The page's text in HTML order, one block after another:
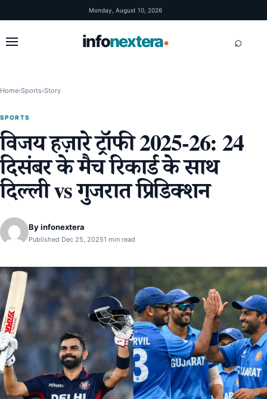
Monday, August 10, 2026
infonextera• ⌕
Home›Sports›Story
SPORTS
विजय हज़ारे ट्रॉफी 2025‑26: 24
दिसंबर के मैच रिकार्ड के साथ
दिल्ली vs गुजरात प्रिडिक्शन
Byinfonextera
Published Dec 25, 20251 min read